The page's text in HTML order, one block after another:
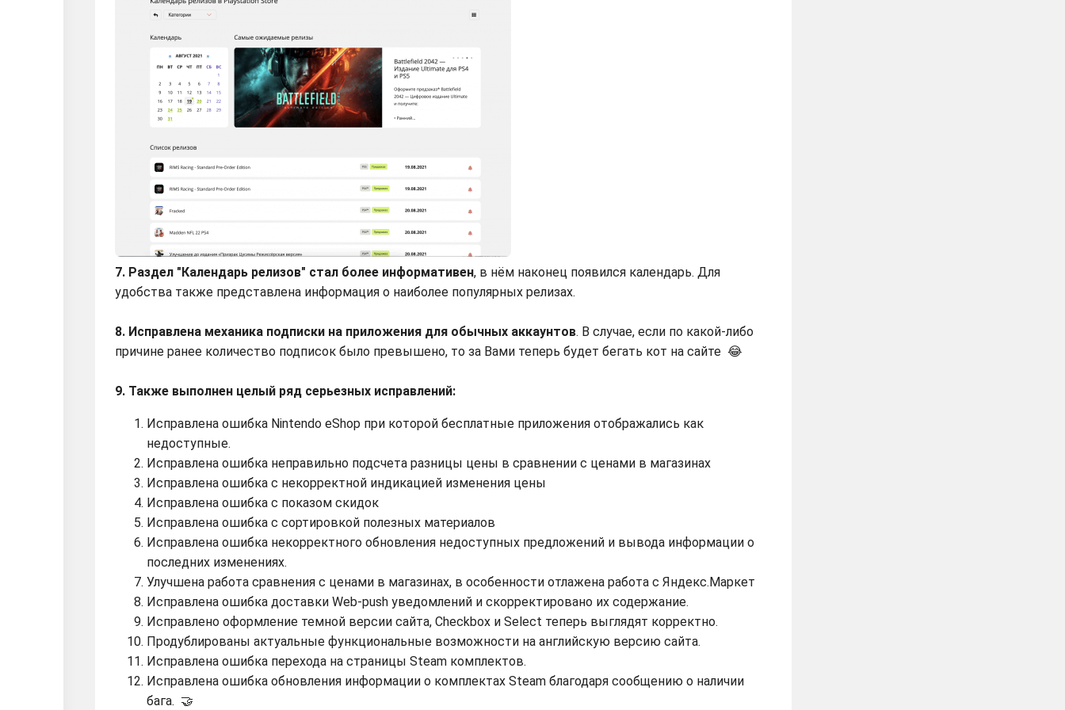
7. Раздел "Календарь релизов" стал более информативен, в нём наконец появился календарь. Для
удобства также представлена информация о наиболее популярных релизах.
8. Исправлена механика подписки на приложения для обычных аккаунтов. В случае, если по какой-либо
причине ранее количество подписок было превышено, то за Вами теперь будет бегать кот на сайте 😂
9. Также выполнен целый ряд серьезных исправлений:
Исправлена ошибка Nintendo eShop при которой бесплатные приложения отображались как
недоступные.
Исправлена ошибка неправильно подсчета разницы цены в сравнении с ценами в магазинах
Исправлена ошибка с некорректной индикацией изменения цены
Исправлена ошибка с показом скидок
Исправлена ошибка с сортировкой полезных материалов
Исправлена ошибка некорректного обновления недоступных предложений и вывода информации о
последних изменениях.
Улучшена работа сравнения с ценами в магазинах, в особенности отлажена работа с Яндекс.Маркет
Исправлена ошибка доставки Web-push уведомлений и скорректировано их содержание.
Исправлено оформление темной версии сайта, Checkbox и Select теперь выглядят корректно.
Продублированы актуальные функциональные возможности на английскую версию сайта.
Исправлена ошибка перехода на страницы Steam комплектов.
Исправлена ошибка обновления информации о комплектах Steam благодаря сообщению о наличии
бага. 🤝